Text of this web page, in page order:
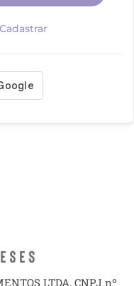
Cadastrar
LTDA, CNPJ nº